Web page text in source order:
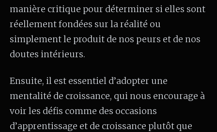
manière critique pour déterminer si elles sont
réellement fondées sur la réalité ou
simplement le produit de nos peurs et de nos
doutes intérieurs.
Ensuite, il est essentiel d’adopter une
mentalité de croissance, qui nous encourage à
voir les défis comme des occasions
d’apprentissage et de croissance plutôt que